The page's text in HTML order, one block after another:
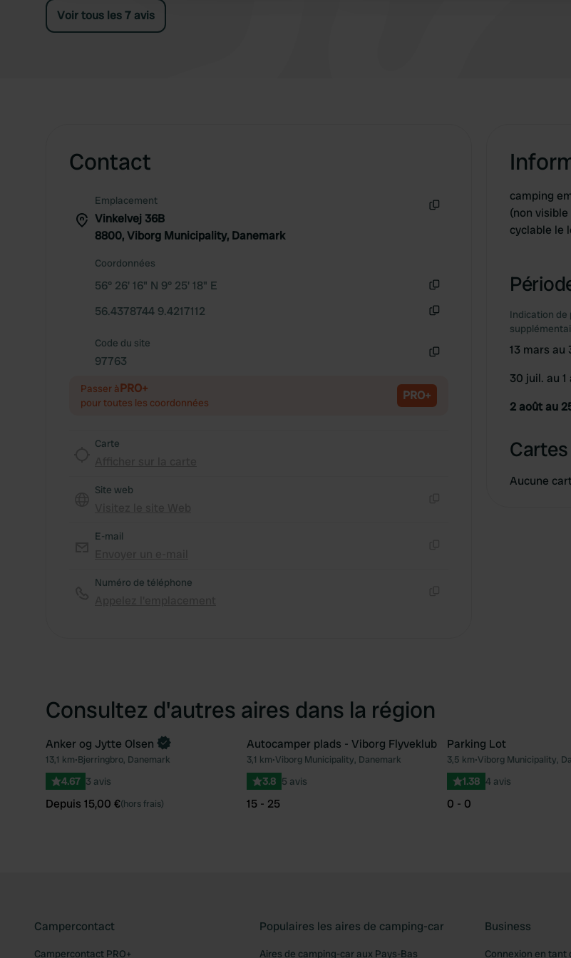
Voir tous les 7 avis
Contact
Emplacement
Vinkelvej 36B
8800, Viborg Municipality, Danemark
Coordonnées
56° 26' 16" N 9° 25' 18" E
56.4378744 9.4217112
Code du site
97763
Passer àPRO+
pour toutes les coordonnées PRO+
Carte
Site web
E-mail
Numéro de téléphone
camping
(non
cyclable le
Indication de
13 mars au
30 juil. au 1
2 août au
Aucune
Consultez d'autres aires dans la région
Préféré
Reserve maintenant
Anker og Jytte Olsen
13,1 km•Bjerringbro, Danemark
4.67 3 avis
Depuis 15,00 €(hors frais)
Préféré
Autocamper plads - Viborg Flyveklub
3,1 km•Viborg Municipality, Danemark
3.8 5 avis
15 - 25
Parking Lot
3,5 km•Viborg Municipality,
1.38 4 avis
0 - 0
Campercontact
Campercontact PRO+
Populaires les aires de camping-car
Aires de camping-car aux Pays-Bas
Business
Connexion en tant